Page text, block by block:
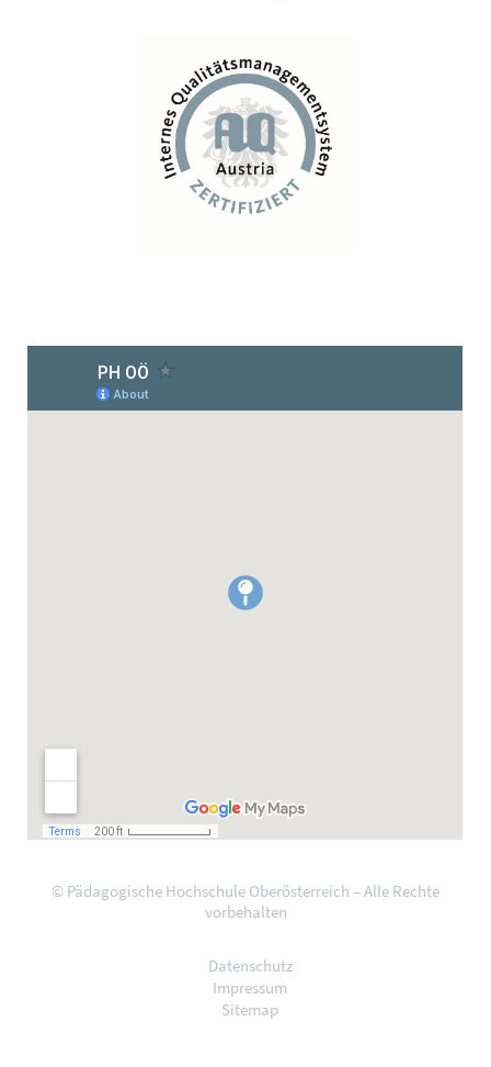
© Pädagogische Hochschule Oberösterreich – Alle Rechte
vorbehalten
Datenschutz
Impressum
Sitemap